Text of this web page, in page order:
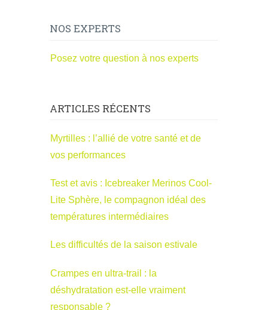
NOS EXPERTS
Posez votre question à nos experts
ARTICLES RÉCENTS
Myrtilles : l’allié de votre santé et de
vos performances
Test et avis : Icebreaker Merinos Cool-
Lite Sphère, le compagnon idéal des
températures intermédiaires
Les difficultés de la saison estivale
Crampes en ultra-trail : la
déshydratation est-elle vraiment
responsable ?